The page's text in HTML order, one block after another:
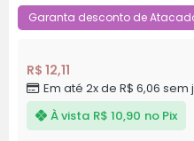
Garanta desconto de
R$ 12,11
Em até 2x de R$ 6,06 sem
À vista R$ 10,90 no Pix